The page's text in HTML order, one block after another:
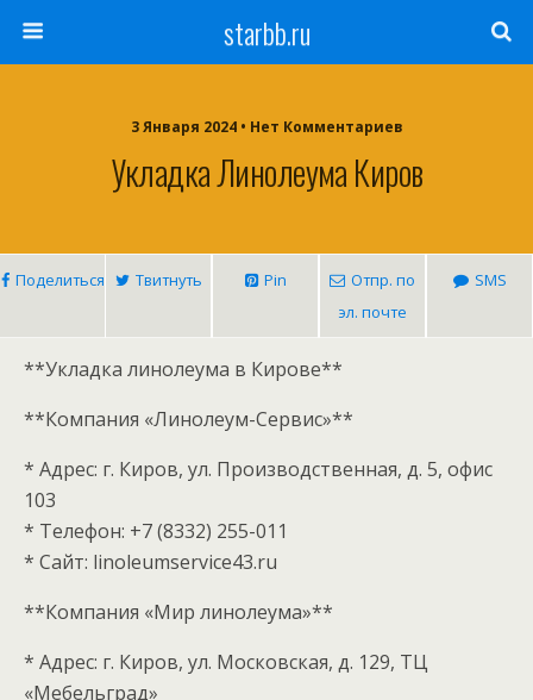
starbb.ru
3 Января 2024 • Нет Комментариев
Укладка Линолеума Киров
Поделиться Твитнуть Pin
Отпр. по
эл. почте
SMS
**Укладка линолеума в Кирове**
**Компания «Линолеум-Сервис»**
* Адрес: г. Киров, ул. Производственная, д. 5, офис
103
* Телефон: +7 (8332) 255-011
* Сайт: linoleumservice43.ru
**Компания «Мир линолеума»**
* Адрес: г. Киров, ул. Московская, д. 129, ТЦ
«Мебельград»